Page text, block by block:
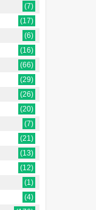
(7)
(17)
(6)
(16)
(66)
(29)
(26)
(20)
(7)
(21)
(13)
(12)
(1)
(4)